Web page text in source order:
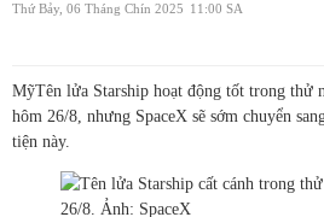
Thứ Bảy, 06 Tháng Chín 2025 11:00 SA
MỹTên lửa Starship hoạt động tốt trong thử
hôm 26/8, nhưng SpaceX sẽ sớm chuyển
tiện này.